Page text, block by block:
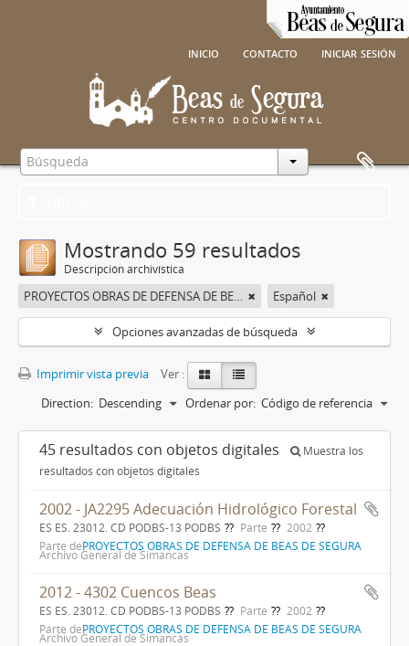
inicio contacto iniciar sesión
Mostrando 59 resultados
Descripción archivística
PROYECTOS OBRAS DE DEFENSA DE BEAS DE SEGURA Español
Opciones avanzadas de búsqueda
Imprimir vista previa
Ver :
Ordenar por: Código de referencia
Direction: Descending
45 resultados con objetos digitales
Muestra los
resultados con objetos digitales
2002 - JA2295 Adecuación Hidrológico Forestal
ES ES. 23012. CD PODBS-13 PODBS Parte
2002
Parte dePROYECTOS OBRAS DE DEFENSA DE BEAS DE SEGURA
Archivo General de Simancas
2012 - 4302 Cuencos Beas
ES ES. 23012. CD PODBS-13 PODBS Parte
2002
Parte dePROYECTOS OBRAS DE DEFENSA DE BEAS DE SEGURA
Archivo General de Simancas